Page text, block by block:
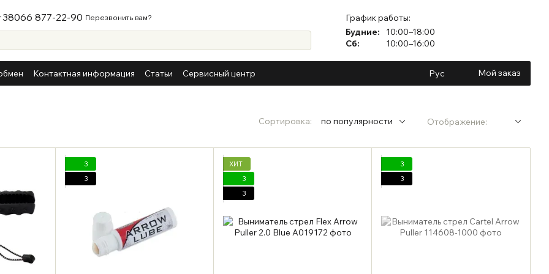
877-22-90 Перезвонить вам?
График работы:
Будние:
10:00–18:00
Сб:
10:00–16:00
Контактная информация Статьи Сервисный центр Рус Мой заказ
Сортировка: по популярности Отображение:
3
3
ХИТ
3
3
3
3